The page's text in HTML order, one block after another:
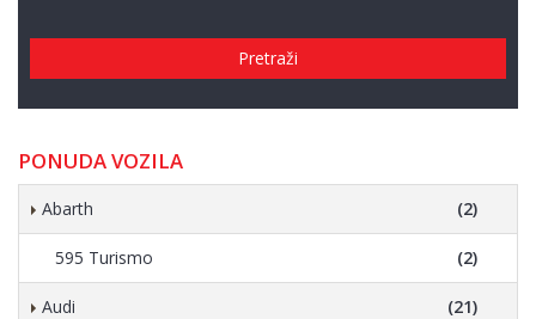
Pretraži
PONUDA VOZILA
Abarth (2)
595 Turismo (2)
Audi (21)